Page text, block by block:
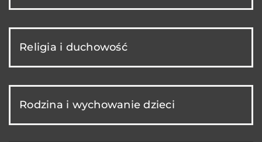
Religia i duchowość
Rodzina i wychowanie dzieci